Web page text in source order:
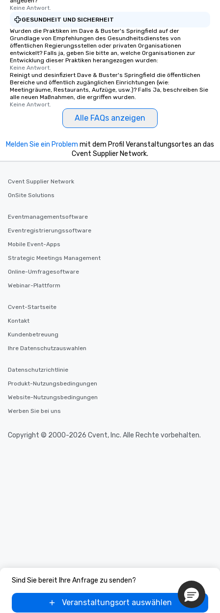
to engage the person to the left and
right of you. Because our tours take
place at multiple restaurants, with
walking in between, there are
countless opportunities to interact
with different people when you sit
down at each venue and as you
traverse along the way. Our
experiences not only provide more
ways to network, but a more convivial
Lip Smacking Foodie Tours is ideal for
experiences can accommodate
groups from as few as 1 to as many
as 500 guests, making us an ideal
Stress-Free Booking Process Booking
a tour is stress-free and allows you to
more easily. You’ll take comfort
of from the moment the tour is
booked to the minute it concludes.
Since the menu is already set, you
remember to submit ahead of the tour
date any dietary restrictions and food
Feel Like a VIP at Each Stop With Lip
Smacking Foodie Tours, you and your
about waiting in line to get into a top
restaurant or being shown to a less
everyone is treated like a VIP with
immediate seating upon arrival.
a special warm welcome personally
from the restaurant chef. Menus can
which can be an added bonus for all
are special, from the first stop to the
last. It’s an experience that attendees
Keine Antwort.
GESUNDHEIT UND SICHERHEIT
Wurden die Praktiken im Dave & Buster's Springfield auf der
Grundlage von Empfehlungen des Gesundheitsdienstes von
öffentlichen Regierungsstellen oder privaten Organisationen
entwickelt? Falls ja, geben Sie bitte an, welche Organisationen zur
Entwicklung dieser Praktiken herangezogen wurden:
Keine Antwort.
Reinigt und desinfiziert Dave & Buster's Springfield die öffentlichen
Bereiche und öffentlich zugänglichen Einrichtungen (wie:
Meetingräume, Restaurants, Aufzüge, usw.)? Falls Ja, beschreiben Sie
alle neuen Maßnahmen, die ergriffen wurden.
Keine Antwort.
Alle FAQs anzeigen
Sind Sie bereit Ihre Anfrage zu senden?
Veranstaltungsort auswählen
Melden Sie ein Problem mit dem Profil Veranstaltungsortes an das
Cvent Supplier Network.
Cvent Supplier Network
OnSite Solutions
Eventmanagementsoftware
Eventregistrierungssoftware
Mobile Event-Apps
Strategic Meetings Management
Online-Umfragesoftware
Webinar-Plattform
Cvent-Startseite
Kontakt
Kundenbetreuung
Ihre Datenschutzauswahlen
Datenschutzrichtlinie
Produkt-Nutzungsbedingungen
Website-Nutzungsbedingungen
Werben Sie bei uns
Copyright © 2000-2026 Cvent, Inc. Alle Rechte vorbehalten.